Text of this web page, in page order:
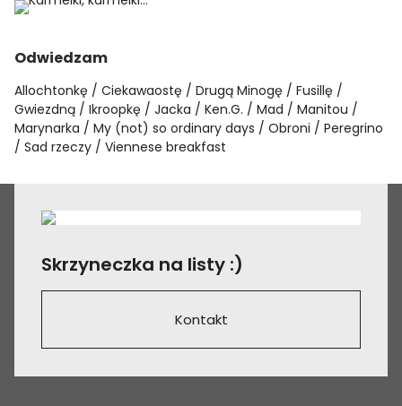
Odwiedzam
Allochtonkę Ciekawaostę Drugą Minogę
Fusillę
Gwiezdną
Ikroopkę Jacka Ken.G. Mad
Manitou
Marynarka
My (not) so ordinary days Obroni
Peregrino
Sad rzeczy
Viennese breakfast
Skrzyneczka na listy :)
Kontakt